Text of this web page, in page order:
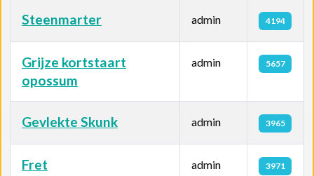
Steenmarter admin 4194
Grijze kortstaart
opossum
admin 5657
Gevlekte Skunk admin 3965
Fret admin 3971